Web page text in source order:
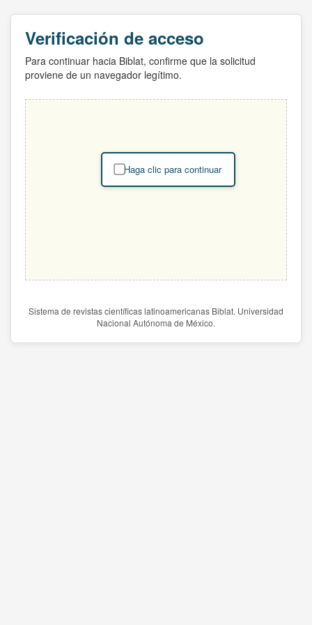
Verificación de acceso
Para continuar hacia Biblat, confirme que la solicitud
proviene de un navegador legítimo.
Haga clic para continuar
Sistema de revistas científicas latinoamericanas Biblat. Universidad
Nacional Autónoma de México.